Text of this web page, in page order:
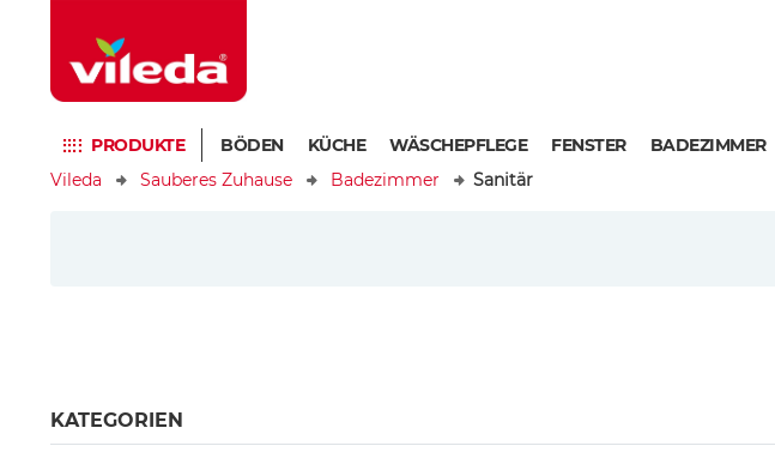
PRODUKTE BÖDEN KÜCHE WÄSCHEPFLEGE FENSTER
BADEZIMMER
Vileda
Sauberes Zuhause Badezimmer Sanitär
KATEGORIEN